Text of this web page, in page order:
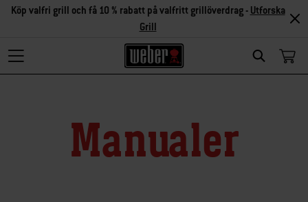
Search
Köp valfri grill och få 10 % rabatt på valfritt grillöverdrag - Utforska
Grill
Manualer